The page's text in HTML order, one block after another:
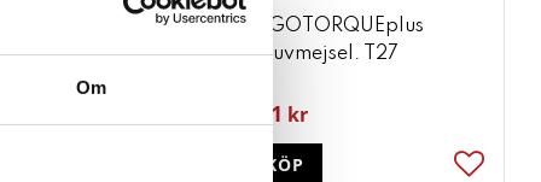
Om
T25. lång
ERGOTORQUEplus
skruvmejsel. T27
101 kr
KÖP